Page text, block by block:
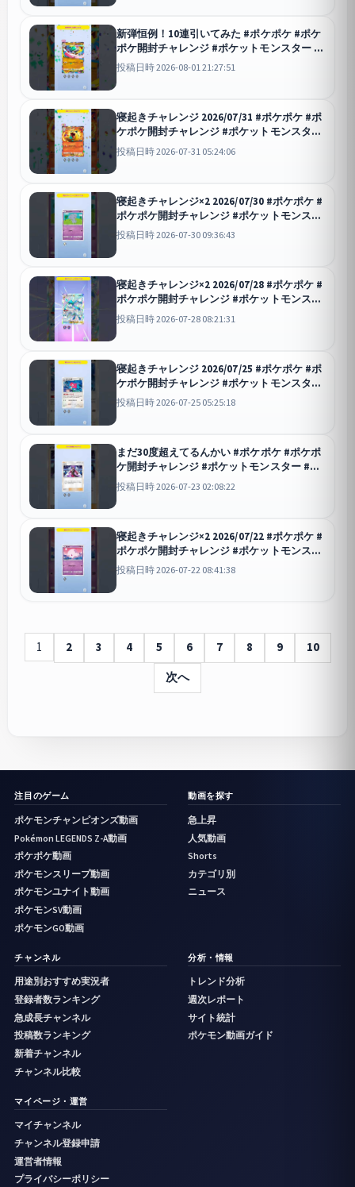
新弾恒例！10連引いてみた #ポケポケ #ポケ
ポケ開封チャレンジ #ポケットモンスター #
ポケモン #ポケモンカード #天空の支配者
#10連ガシャ
投稿日時 2026-08-01 21:27:51
寝起きチャレンジ 2026/07/31 #ポケポケ #ポ
ケポケ開封チャレンジ #ポケットモンスター
#ポケモン #ポケモンカード #天空の支配者 #
寝起きチャレンジ
投稿日時 2026-07-31 05:24:06
寝起きチャレンジ×2 2026/07/30 #ポケポケ #
ポケポケ開封チャレンジ #ポケットモンスタ
ー #ポケモン #ポケモンカード #波動ビート
#寝起きチャレンジ
投稿日時 2026-07-30 09:36:43
寝起きチャレンジ×2 2026/07/28 #ポケポケ #
ポケポケ開封チャレンジ #ポケットモンスタ
ー #ポケモン #ポケモンカード #空と海の導
き #寝起きチャレンジ
投稿日時 2026-07-28 08:21:31
寝起きチャレンジ 2026/07/25 #ポケポケ #ポ
ケポケ開封チャレンジ #ポケットモンスター
#ポケモン #ポケモンカード #空と海の導き #
寝起きチャレンジ
投稿日時 2026-07-25 05:25:18
まだ30度超えてるんかい #ポケポケ #ポケポ
ケ開封チャレンジ #ポケットモンスター #ポ
投稿日時 2026-07-23 02:08:22
寝起きチャレンジ×2 2026/07/22 #ポケポケ #
ポケポケ開封チャレンジ #ポケットモンスタ
ー #ポケモン #ポケモンカード#空と海の導
き #寝起きチャレンジ
投稿日時 2026-07-22 08:41:38
1 2 3 4 5 6 7 8 9
10
次へ
注目のゲーム
ポケモンチャンピオンズ動画
Pokémon LEGENDS Z-A動画
ポケポケ動画
ポケモンスリープ動画
ポケモンユナイト動画
ポケモンSV動画
ポケモンGO動画
動画を探す
急上昇
人気動画
Shorts
カテゴリ別
ニュース
チャンネル
用途別おすすめ実況者
登録者数ランキング
急成長チャンネル
投稿数ランキング
新着チャンネル
チャンネル比較
分析・情報
トレンド分析
週次レポート
サイト統計
ポケモン動画ガイド
マイページ・運営
マイチャンネル
チャンネル登録申請
運営者情報
プライバシーポリシー